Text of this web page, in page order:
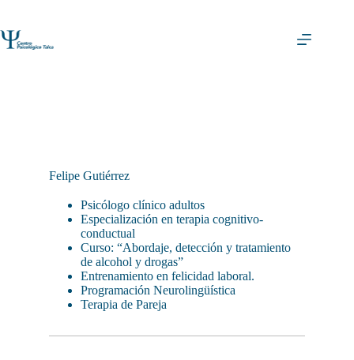
Felipe Gutiérrez
Psicólogo clínico adultos
Especialización en terapia cognitivo-
conductual
Curso: “Abordaje, detección y tratamiento
de alcohol y drogas”
Entrenamiento en felicidad laboral.
Programación Neurolingüística
Terapia de Pareja